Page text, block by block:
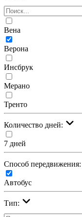
Вена
Верона
Инсбрук
Мерано
Тренто
Количество дней:
7 дней
Cпособ передвижения:
Автобус
Тип: